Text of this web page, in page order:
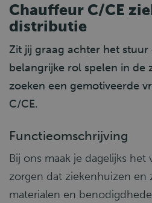
Chauffeur C/CE
distributie
Zit jij graag achter het stuur
belangrijke rol spelen in de
zoeken een gemotiveerde
C/CE.
Functieomschrijving
Bij ons maak je dagelijks
zorgen dat ziekenhuizen en
materialen en